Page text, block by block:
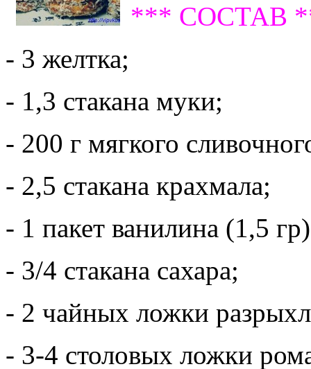
*** СОСТАВ
- 3 желтка;
- 1,3 стакана муки;
- 200 г мягкого
- 2,5 стакана крахмала;
- 1 пакет ванилина (1,5
- 3/4 стакана сахара;
- 2 чайных ложки
- 3-4 столовых ложки